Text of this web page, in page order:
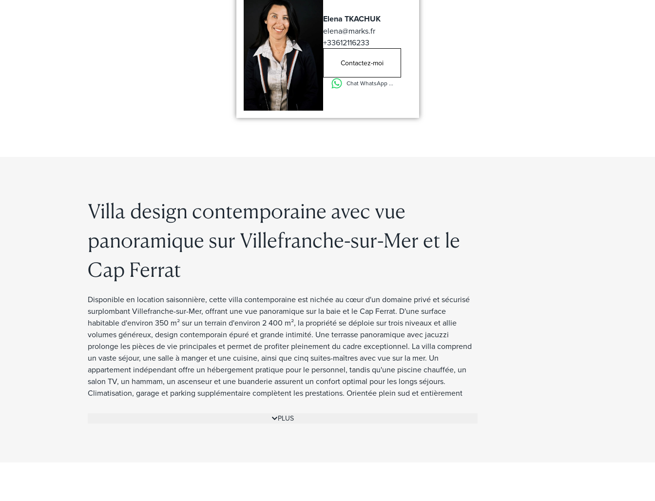
Elena TKACHUK
elena@marks.fr
+33612116233
Contactez-moi
Chat WhatsApp ...
Villa design contemporaine avec vue
panoramique sur Villefranche-sur-Mer et le
Cap Ferrat
Disponible en location saisonnière, cette villa contemporaine est nichée au cœur d'un domaine privé et sécurisé
surplombant Villefranche-sur-Mer, offrant une vue panoramique sur la baie et le Cap Ferrat. D'une surface
habitable d'environ 350 m² sur un terrain d'environ 2 400 m², la propriété se déploie sur trois niveaux et allie
volumes généreux, design contemporain épuré et grande intimité. Une terrasse panoramique avec jacuzzi
prolonge les pièces de vie principales et permet de profiter pleinement du cadre exceptionnel. La villa comprend
un vaste séjour, une salle à manger et une cuisine, ainsi que cinq suites-maîtres avec vue sur la mer. Un
appartement indépendant offre un hébergement pratique pour le personnel, tandis qu'une piscine chauffée, un
salon TV, un hammam, un ascenseur et une buanderie assurent un confort optimal pour les longs séjours.
Climatisation, garage et parking supplémentaire complètent les prestations. Orientée plein sud et entièrement
trentaine de minutes de l'aéroport. C'est une location particulièrement attrayante pour les clients recherchant le
PLUS